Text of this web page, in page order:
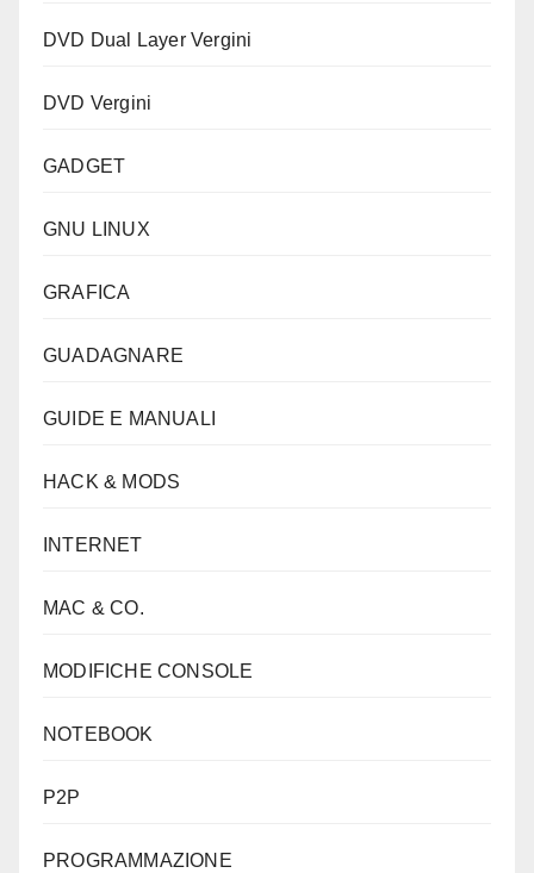
DVD Dual Layer Vergini
DVD Vergini
GADGET
GNU LINUX
GRAFICA
GUADAGNARE
GUIDE E MANUALI
HACK & MODS
INTERNET
MAC & CO.
MODIFICHE CONSOLE
NOTEBOOK
P2P
PROGRAMMAZIONE